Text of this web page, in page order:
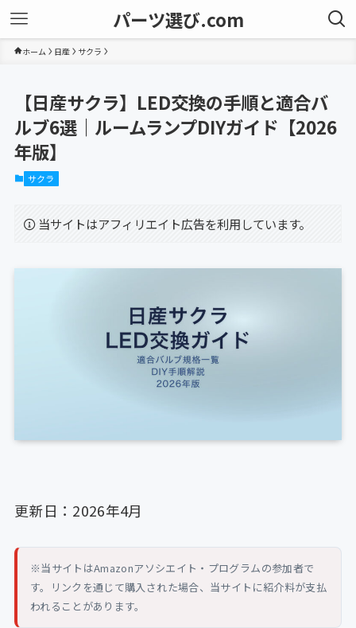
パーツ選び.com
ホーム 日産 サクラ
【日産サクラ】LED交換の手順と適合バ
ルブ6選｜ルームランプDIYガイド【2026
年版】
サクラ
当サイトはアフィリエイト広告を利用しています。
更新日：2026年4月
※当サイトはAmazonアソシエイト・プログラムの参加者で
す。リンクを通じて購入された場合、当サイトに紹介料が支払
われることがあります。